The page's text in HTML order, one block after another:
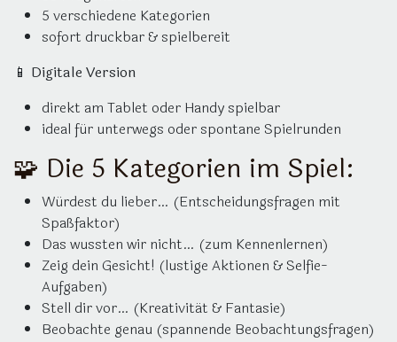
5 verschiedene Kategorien
sofort druckbar & spielbereit
📱 Digitale Version
direkt am Tablet oder Handy spielbar
ideal für unterwegs oder spontane Spielrunden
🧩 Die 5 Kategorien im Spiel:
Würdest du lieber… (Entscheidungsfragen mit
Spaßfaktor)
Das wussten wir nicht… (zum Kennenlernen)
Zeig dein Gesicht! (lustige Aktionen & Selfie-
Aufgaben)
Stell dir vor… (Kreativität & Fantasie)
Beobachte genau (spannende Beobachtungsfragen)